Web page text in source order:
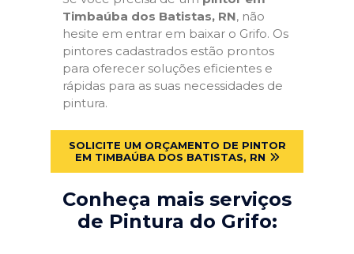
Timbaúba dos Batistas, RN, não
hesite em entrar em baixar o Grifo. Os
pintores cadastrados estão prontos
para oferecer soluções eficientes e
rápidas para as suas necessidades de
pintura.
SOLICITE UM ORÇAMENTO DE PINTOR
EM TIMBAÚBA DOS BATISTAS, RN
Conheça mais serviços
de Pintura do Grifo: